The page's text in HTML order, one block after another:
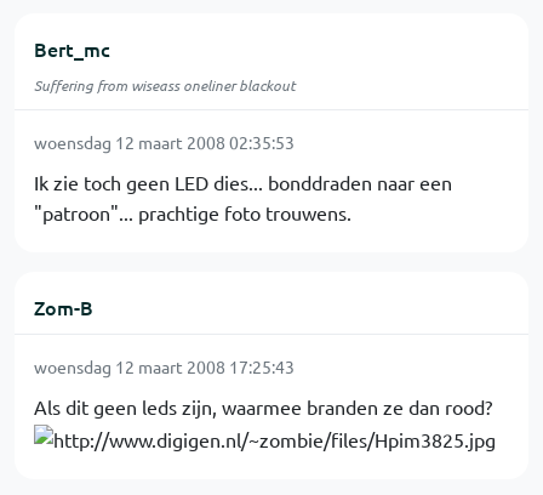
Bert_mc
Suffering from wiseass oneliner blackout
woensdag 12 maart 2008 02:35:53
Ik zie toch geen LED dies... bonddraden naar een
"patroon"... prachtige foto trouwens.
Zom-B
woensdag 12 maart 2008 17:25:43
Als dit geen leds zijn, waarmee branden ze dan rood?